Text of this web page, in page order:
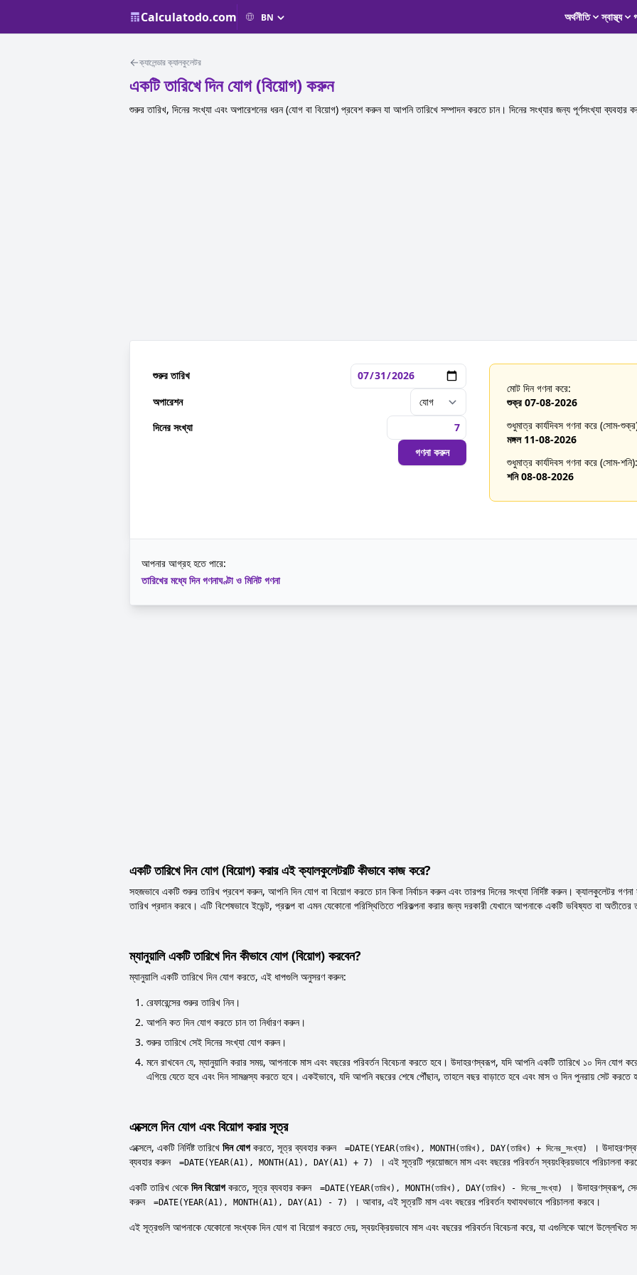
Calculatodo.com অর্থনীতি স্বাস্থ্য
ক্যালেন্ডার ক্যালকুলেটর
একটি তারিখে দিন যোগ (বিয়োগ) করুন
শুরুর তারিখ, দিনের সংখ্যা এবং অপারেশনের ধরন (যোগ বা বিয়োগ) প্রবেশ করুন যা আপনি তারিখে সম্পাদন করতে চান। দিনের সংখ্যার জন্য পূর্ণসংখ্যা ব্যবহার
শুরুর তারিখ
অপারেশন
দিনের সংখ্যা
গণনা করুন
মোট দিন গণনা করে:
শুক্র 07-08-2026
শুধুমাত্র কার্যদিবস গণনা করে (সোম-
মঙ্গল 11-08-2026
শুধুমাত্র কার্যদিবস গণনা করে (সোম-শনি):
শনি 08-08-2026
আপনার আগ্রহ হতে পারে:
তারিখের মধ্যে দিন গণনাঘণ্টা ও মিনিট গণনা
একটি তারিখে দিন যোগ (বিয়োগ) করার এই ক্যালকুলেটরটি কীভাবে কাজ করে?
সহজভাবে একটি শুরুর তারিখ প্রবেশ করুন, আপনি দিন যোগ বা বিয়োগ করতে চান কিনা নির্বাচন করুন এবং তারপর দিনের সংখ্যা নির্দিষ্ট করুন। ক্যালকুলেটর
তারিখ প্রদান করবে। এটি বিশেষভাবে ইভেন্ট, প্রকল্প বা এমন যেকোনো পরিস্থিতিতে পরিকল্পনা করার জন্য দরকারী যেখানে আপনাকে একটি ভবিষ্যত বা অতীতের
ম্যানুয়ালি একটি তারিখে দিন কীভাবে যোগ (বিয়োগ) করবেন?
ম্যানুয়ালি একটি তারিখে দিন যোগ করতে, এই ধাপগুলি অনুসরণ করুন:
রেফারেন্সের শুরুর তারিখ নিন।
আপনি কত দিন যোগ করতে চান তা নির্ধারণ করুন।
শুরুর তারিখে সেই দিনের সংখ্যা যোগ করুন।
মনে রাখবেন যে, ম্যানুয়ালি করার সময়, আপনাকে মাস এবং বছরের পরিবর্তন বিবেচনা করতে হবে। উদাহরণস্বরূপ, যদি আপনি একটি তারিখে ১০ দিন যোগ
এগিয়ে যেতে হবে এবং দিন সামঞ্জস্য করতে হবে। একইভাবে, যদি আপনি বছরের শেষে পৌঁছান, তাহলে বছর বাড়াতে হবে এবং মাস ও দিন পুনরায় সেট করতে
এক্সেলে দিন যোগ এবং বিয়োগ করার সূত্র
এক্সেলে, একটি নির্দিষ্ট তারিখে দিন যোগকরতে, সূত্র ব্যবহার করুন =DATE(YEAR(তারিখ), MONTH(তারিখ), DAY(তারিখ) + দিনের_সংখ্যা)
।
ব্যবহার করুন
=DATE(YEAR(A1), MONTH(A1), DAY(A1) + 7)
। এই সূত্রটি প্রয়োজনে মাস এবং বছরের পরিবর্তন স্বয়ংক্রিয়ভাবে পরিচালনা
একটি তারিখ থেকে দিন বিয়োগকরতে, সূত্র ব্যবহার করুন =DATE(YEAR(তারিখ), MONTH(তারিখ), DAY(তারিখ) - দিনের_সংখ্যা)
। উদাহরণস্বরূপ,
করুন
=DATE(YEAR(A1), MONTH(A1), DAY(A1) - 7)
। আবার, এই সূত্রটি মাস এবং বছরের পরিবর্তন যথাযথভাবে পরিচালনা করবে।
এই সূত্রগুলি আপনাকে যেকোনো সংখ্যক দিন যোগ বা বিয়োগ করতে দেয়, স্বয়ংক্রিয়ভাবে মাস এবং বছরের পরিবর্তন বিবেচনা করে, যা এগুলিকে আগে